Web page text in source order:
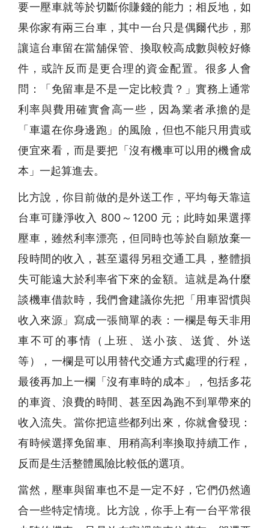
要一壓車就等於切斷你賺錢的能力；相反地，如
果你家有兩三台車，其中一台只是偶爾代步，那
讓這台車留在當舖保管、換取較高成數與較好條
件，或許反而是更合理的資金配置。很多人會
問：「免留車是不是一定比較貴？」實務上通常
利率與費用確實會高一些，因為業者承擔的是
「車還在你身邊跑」的風險，但也不能只用貴或
便宜來看，而是要把「沒有機車可以用的機會成
本」一起算進去。
比方說，你目前做的是外送工作，平均每天靠這
台車可賺淨收入 800～1200 元；此時如果選擇
壓車，雖然利率漂亮，但同時也等於自願放棄一
段時間的收入，甚至還得另租交通工具，整體損
失可能遠大於利率省下來的金額。這就是為什麼
談機車借款時，我們會建議你先把「用車習慣與
收入來源」寫成一張簡單的表：一欄是每天非用
車不可的事情（上班、送小孩、送貨、外送
等），一欄是可以用替代交通方式處理的行程，
最後再加上一欄「沒有車時的成本」，包括多花
的車資、浪費的時間、甚至因為跑不到單帶來的
收入流失。當你把這些都列出來，你就會發現：
有時候選擇免留車、用稍高利率換取持續工作，
反而是生活整體風險比較低的選項。
當然，壓車與留車也不是一定不好，它們仍然適
合一些特定情境。比方說，你手上有一台平常很